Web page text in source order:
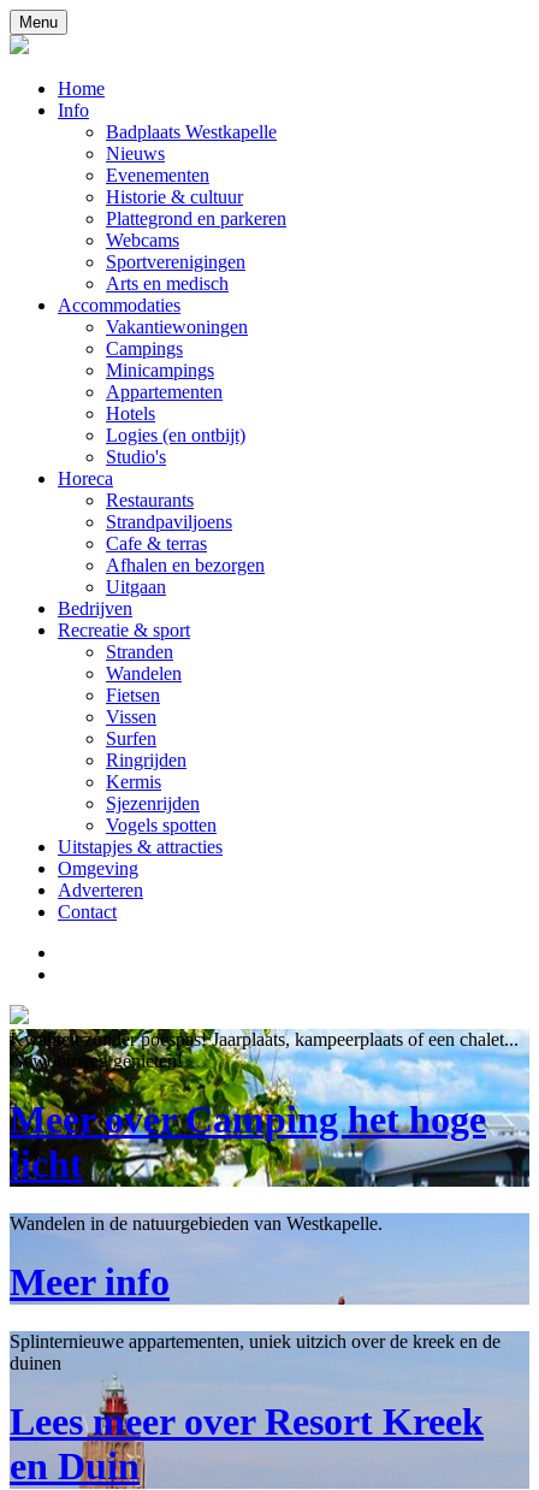
Menu
Home
Info
Badplaats Westkapelle
Nieuws
Evenementen
Historie & cultuur
Plattegrond en parkeren
Webcams
Sportverenigingen
Arts en medisch
Accommodaties
Vakantiewoningen
Campings
Minicampings
Appartementen
Hotels
Logies (en ontbijt)
Studio's
Horeca
Restaurants
Strandpaviljoens
Cafe & terras
Afhalen en bezorgen
Uitgaan
Bedrijven
Recreatie & sport
Stranden
Wandelen
Fietsen
Vissen
Surfen
Ringrijden
Kermis
Sjezenrijden
Vogels spotten
Uitstapjes & attracties
Omgeving
Adverteren
Contact
Kwaliteit zonder poespas! Jaarplaats, kampeerplaats of een chalet...
Gewoonweg genieten!
Meer over Camping het hoge
licht
Wandelen in de natuurgebieden van Westkapelle.
Meer info
Splinternieuwe appartementen, uniek uitzich over de kreek en de
duinen
Lees meer over Resort Kreek
en Duin